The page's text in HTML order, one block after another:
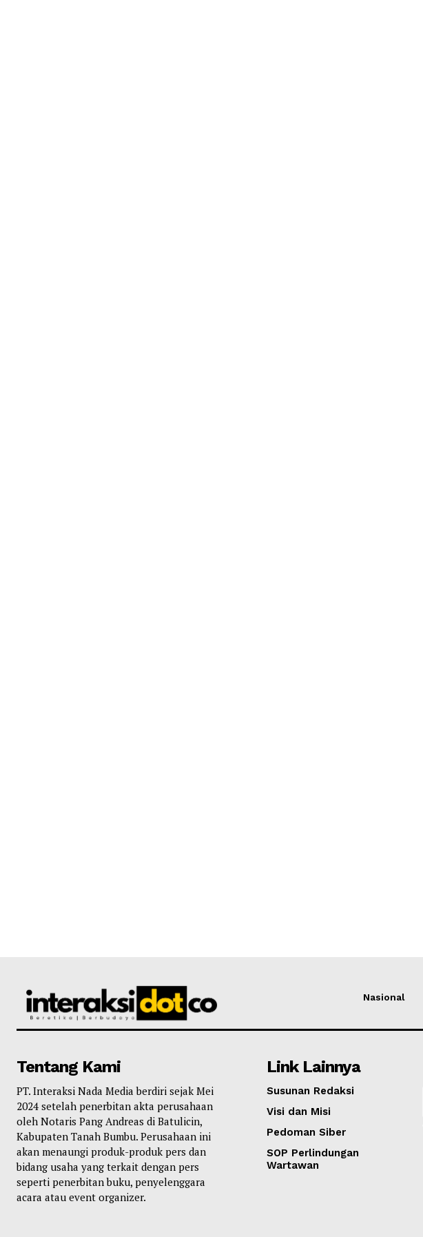
Nasional
Tentang Kami
PT. Interaksi Nada Media berdiri sejak Mei
2024 setelah penerbitan akta perusahaan
oleh Notaris Pang Andreas di Batulicin,
Kabupaten Tanah Bumbu. Perusahaan ini
akan menaungi produk-produk pers dan
bidang usaha yang terkait dengan pers
seperti penerbitan buku, penyelenggara
acara atau event organizer.
Link Lainnya
Susunan Redaksi
Visi dan Misi
Pedoman Siber
SOP Perlindungan
Wartawan